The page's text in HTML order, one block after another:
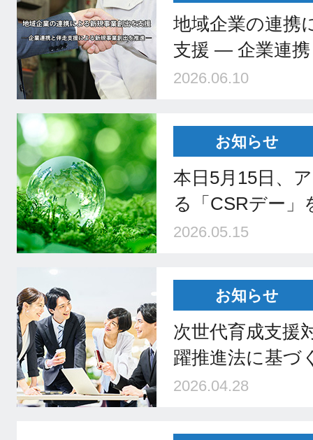
地域企業の連携
支援 ― 企業連
2026.06.10
お知らせ
本日5月15日、
る「CSRデー
2026.05.15
お知らせ
次世代育成支援
躍推進法に基づ
2026.04.28